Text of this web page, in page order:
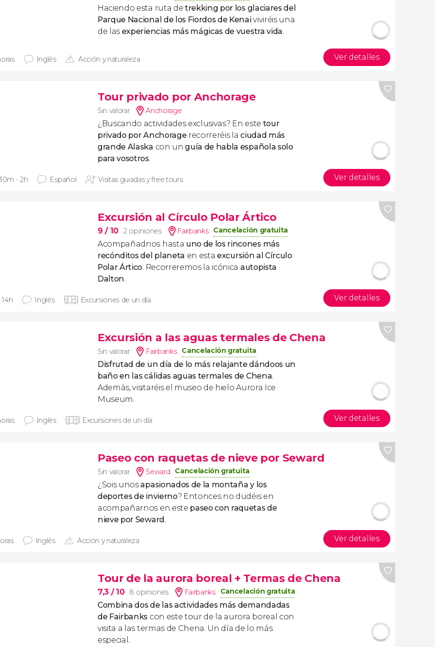
Haciendo esta ruta de trekking por los glaciares del
Parque Nacional de los Fiordos de Kenaiviviréis una
de las experiencias más mágicas de vuestra vida.
Inglés Acción y naturaleza Ver detalles
Tour privado por Anchorage
Sin valorar Anchorage
¿Buscando actividades exclusivas? En este tour
privado por Anchorage recorreréis laciudad más
grande Alaska con unguía de habla española solo
para vosotros.
- 2h Español Visitas guiadas y free tours Ver detalles
Excursión al Círculo Polar Ártico
9/ 10 2 opiniones Fairbanks Cancelación gratuita
Acompañadnos hasta uno de los rincones más
recónditos del planeta en esta excursión al Círculo
Polar Ártico. Recorreremos la icónica autopista
Dalton.
14h Inglés Excursiones de un día Ver detalles
Excursión a las aguas termales de Chena
Sin valorar Fairbanks Cancelación gratuita
Disfrutad de un día de lo más relajante dándoos un
baño en las cálidas aguas termales de Chena.
Además, visitaréis el museo de hielo Aurora Ice
Museum.
Inglés Excursiones de un día Ver detalles
Paseo con raquetas de nieve por Seward
Sin valorar Seward Cancelación gratuita
¿Sois unosapasionados de la montaña y los
deportes de invierno? Entonces no dudéis en
acompañarnos en este paseo con raquetas de
nieve por Seward.
Inglés Acción y naturaleza Ver detalles
Tour de la aurora boreal + Termas de Chena
7,3 / 10 8 opiniones Fairbanks Cancelación gratuita
Combina dos de las actividades más demandadas
de Fairbanks con este tour de la aurora boreal con
visita a las termas de Chena. Un día de lo más
especial.